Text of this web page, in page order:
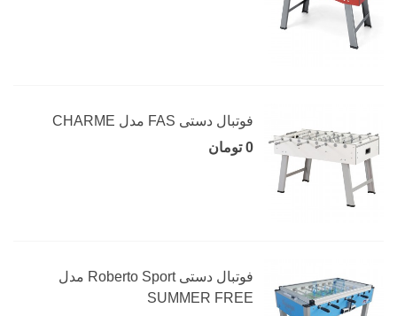
فوتبال دستی FAS مدل CHARME
0 تومان
فوتبال دستی Roberto Sport مدل
SUMMER FREE